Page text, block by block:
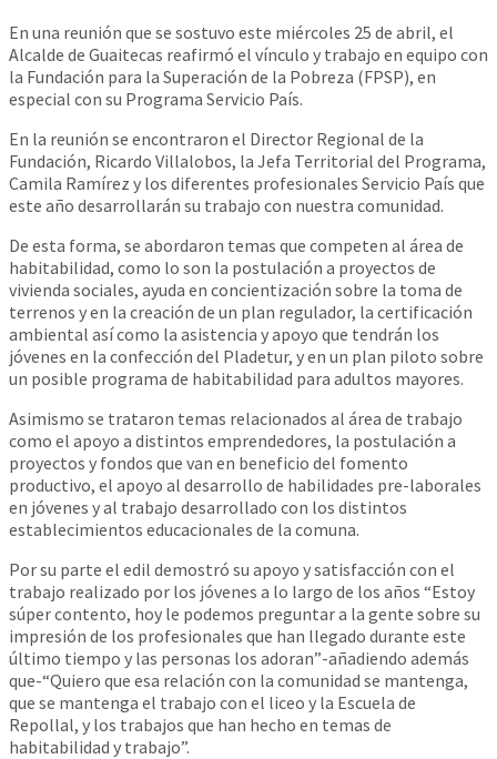
En una reunión que se sostuvo este miércoles 25 de abril, el
Alcalde de Guaitecas reafirmó el vínculo y trabajo en equipo con
la Fundación para la Superación de la Pobreza (FPSP), en
especial con su Programa Servicio País.
En la reunión se encontraron el Director Regional de la
Fundación, Ricardo Villalobos, la Jefa Territorial del Programa,
Camila Ramírez y los diferentes profesionales Servicio País que
este año desarrollarán su trabajo con nuestra comunidad.
De esta forma, se abordaron temas que competen al área de
habitabilidad, como lo son la postulación a proyectos de
vivienda sociales, ayuda en concientización sobre la toma de
terrenos y en la creación de un plan regulador, la certificación
ambiental así como la asistencia y apoyo que tendrán los
jóvenes en la confección del Pladetur, y en un plan piloto sobre
un posible programa de habitabilidad para adultos mayores.
Asimismo se trataron temas relacionados al área de trabajo
como el apoyo a distintos emprendedores, la postulación a
proyectos y fondos que van en beneficio del fomento
productivo, el apoyo al desarrollo de habilidades pre-laborales
en jóvenes y al trabajo desarrollado con los distintos
establecimientos educacionales de la comuna.
Por su parte el edil demostró su apoyo y satisfacción con el
trabajo realizado por los jóvenes a lo largo de los años “Estoy
súper contento, hoy le podemos preguntar a la gente sobre su
impresión de los profesionales que han llegado durante este
último tiempo y las personas los adoran”-añadiendo además
que-“Quiero que esa relación con la comunidad se mantenga,
que se mantenga el trabajo con el liceo y la Escuela de
Repollal, y los trabajos que han hecho en temas de
habitabilidad y trabajo”.